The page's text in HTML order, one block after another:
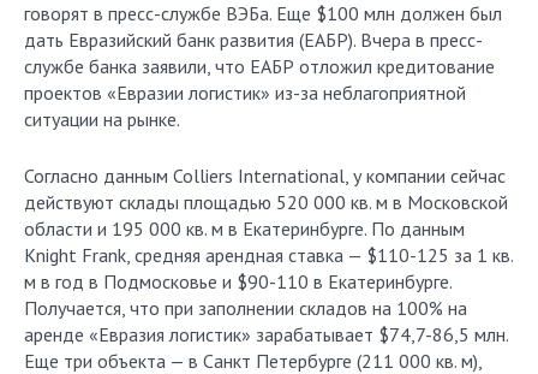
говорят в пресс-службе ВЭБа. Еще $100 млн должен был
дать Евразийский банк развития (ЕАБР). Вчера в пресс-
службе банка заявили, что ЕАБР отложил кредитование
проектов «Евразии логистик» из-за неблагоприятной
ситуации на рынке.
Согласно данным Colliers International, у компании сейчас
действуют склады площадью 520 000 кв. м в Московской
области и 195 000 кв. м в Екатеринбурге. По данным
Knight Frank, средняя арендная ставка — $110-125 за 1 кв.
м в год в Подмосковье и $90-110 в Екатеринбурге.
Получается, что при заполнении складов на 100% на
аренде «Евразия логистик» зарабатывает $74,7-86,5 млн.
Еще три объекта — в Санкт Петербурге (211 000 кв. м),